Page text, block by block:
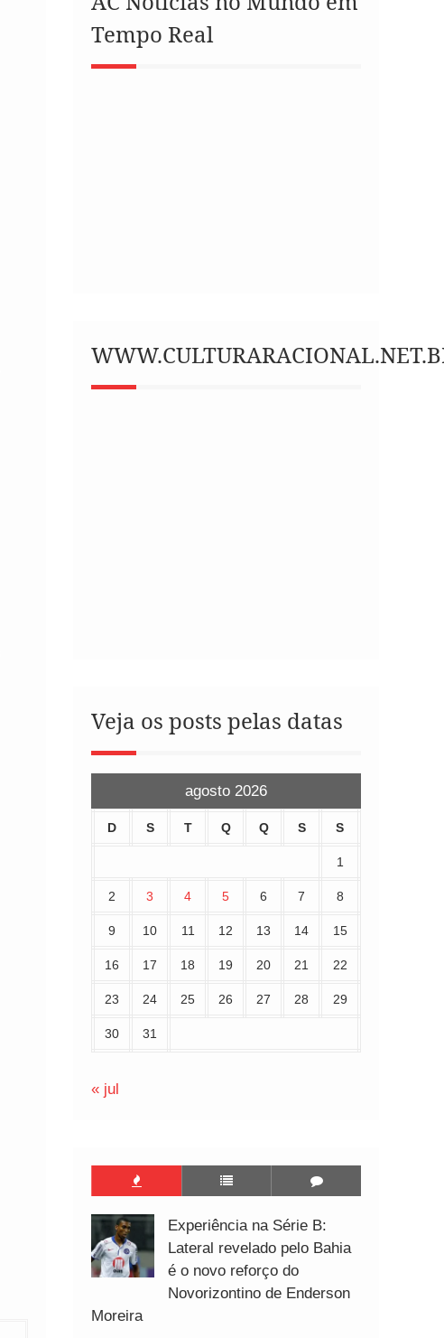
Tempo Real
Veja os posts pelas datas
agosto 2026
D S T Q Q S S
1
2 3 4 5 6 7 8
9 10 11 12 13 14 15
16 17 18 19 20 21 22
23 24 25 26 27 28 29
30 31
« jul
Experiência na Série B:
Lateral revelado pelo Bahia
é o novo reforço do
Novorizontino de Enderson
Moreira